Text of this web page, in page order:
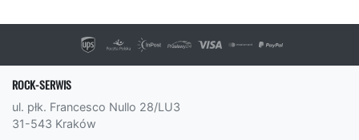
ROCK-SERWIS
ul. płk. Francesco Nullo 28/LU3
31-543 Kraków